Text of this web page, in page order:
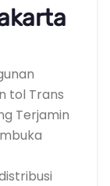
tol Trans
Terjamin